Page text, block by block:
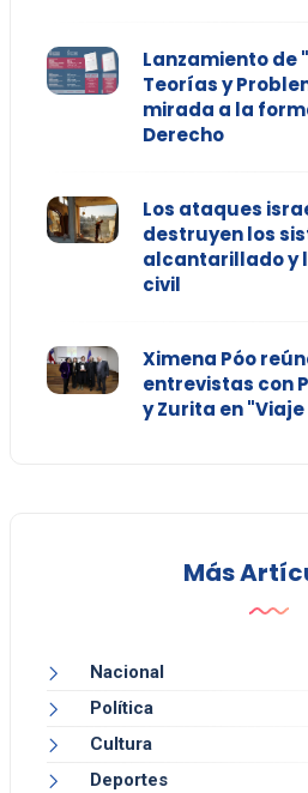
Lanzamiento de
Teorías y
mirada a la
Derecho
Los ataques
destruyen los
alcantarillado y
civil
Ximena Póo
entrevistas con
y Zurita en
Más
Nacional
Política
Cultura
Deportes